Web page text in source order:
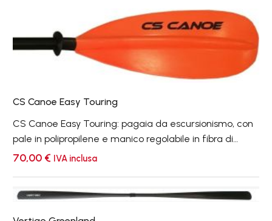
CS
Canoe
Touring
CS Canoe Easy Touring
CS Canoe Easy Touring: pagaia da escursionismo, con
pale in polipropilene e manico regolabile in fibra di
carbonio, adatta all’uso in mare e lago. Leggera,
tranquille.
70,00 € IVA inclusa
Vertigo